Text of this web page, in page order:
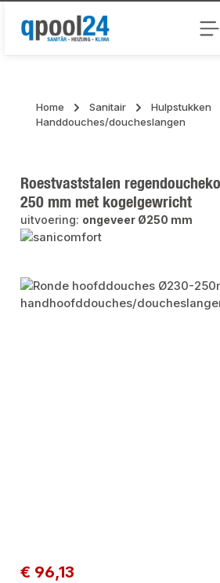
Ga naar de hoofdinhoud
Home Sanitair
Hulpstukken
Handdouches/doucheslangen
Roestvaststalen
250 mm met kogelgewricht
uitvoering: ongeveer Ø250 mm
Afbeeldingengalerij overslaan
Normale prijs:
€ 96,13